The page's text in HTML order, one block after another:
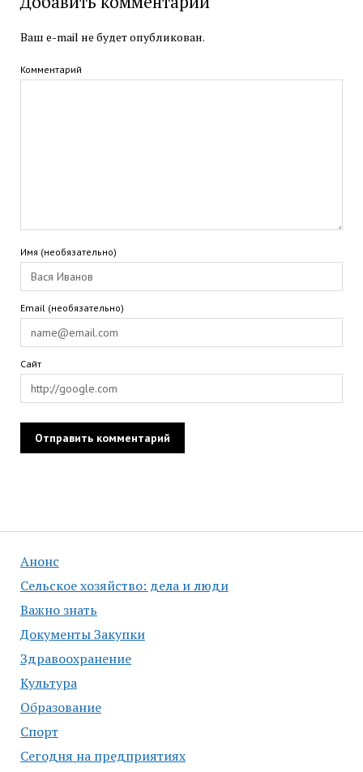
Анонс
Сельское хозяйство: дела и люди
Важно знать
Документы Закупки
Здравоохранение
Культура
Образование
Спорт
Сегодня на предприятиях
Ваш e-mail не будет опубликован.
Комментарий
Имя (необязательно)
Email (необязательно)
Сайт